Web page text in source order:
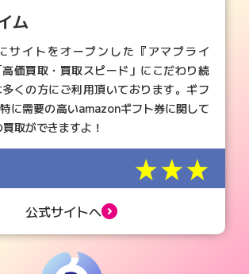
ム
サイトをオープンした『アマプライ
価買取・買取スピード」にこだわり続
くの方にご利用頂いております。ギフ
に需要の高いamazonギフト券に関して
取ができますよ！
公式サイトへ